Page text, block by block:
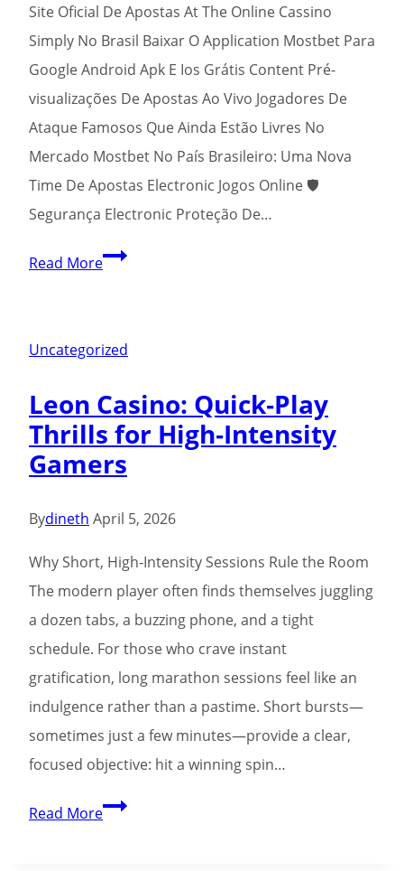
Maryland?
Site Oficial De Apostas At The Online Cassino
Simply No Brasil Baixar O Application Mostbet Para
Google Android Apk E Ios Grátis Content Pré-
visualizações De Apostas Ao Vivo Jogadores De
Ataque Famosos Que Ainda Estão Livres No
Mercado Mostbet No País Brasileiro: Uma Nova
Time De Apostas Electronic Jogos Online 🛡️
Segurança Electronic Proteção De…
Read MoreSite
Apostas
The
Online
Cassino
No
Uncategorized
Leon Casino: Quick‑Play
Thrills for High‑Intensity
Gamers
Bydineth April 5, 2026
Why Short, High‑Intensity Sessions Rule the Room
The modern player often finds themselves juggling
a dozen tabs, a buzzing phone, and a tight
schedule. For those who crave instant
gratification, long marathon sessions feel like an
indulgence rather than a pastime. Short bursts—
sometimes just a few minutes—provide a clear,
focused objective: hit a winning spin…
Read MoreLeon